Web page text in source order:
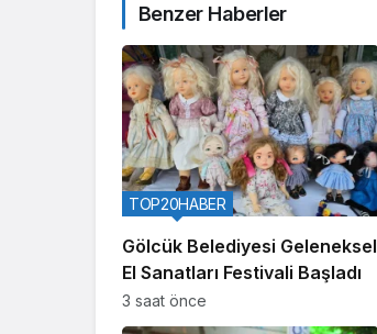
Benzer Haberler
Gölcük Belediyesi Geleneksel
El Sanatları Festivali Başladı
TOP20HABER
3 saat önce